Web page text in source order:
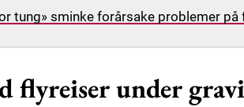
tung» sminke forårsake problemer på
flyreiser under